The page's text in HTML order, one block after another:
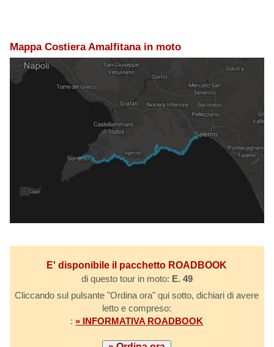
Mappa Costiera Amalfitana in moto
E' disponibile il pacchetto ROADBOOK
di questo tour in moto: E. 49
Cliccando sul pulsante "Ordina ora" qui sotto, dichiari di avere
letto e compreso:
:» INFORMATIVA ROADBOOK